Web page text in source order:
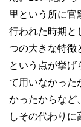
里という所に官
行われた時期と
つの大きな特徴
という点が挙げ
て用いなかった
かったからなど
しその代わり